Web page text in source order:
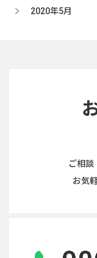
2020年5月
ご相談
お気